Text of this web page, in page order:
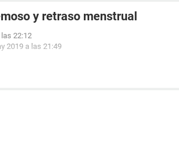
y retraso menstrual
22:12
2019 a las 21:49